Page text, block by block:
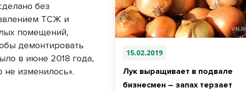
15.02.2019
Лук выращивает в подвале
бизнесмен – запах терзает
без
ТСЖ и
помещений,
демонтировать
в июне 2018 года,
не изменилось».